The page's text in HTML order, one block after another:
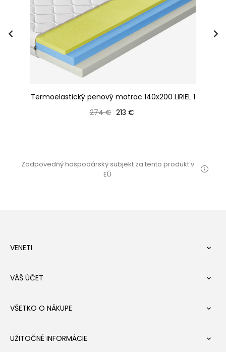
Termoelastický penový matrac 140x200 LIRIEL 1
Bežná cena
274 € Cena
213 €
Zodpovedný hospodársky subjekt za tento produkt v
EÚ
VENETI 
VÁŠ ÚČET 
VŠETKO O NÁKUPE 
UŽITOČNÉ INFORMÁCIE 